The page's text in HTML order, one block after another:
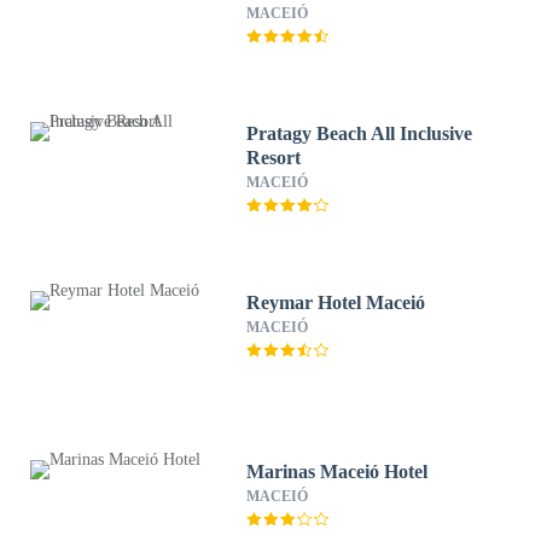
MACEIÓ
Pratagy Beach All Inclusive
Resort
MACEIÓ
Reymar Hotel Maceió
MACEIÓ
Marinas Maceió Hotel
MACEIÓ